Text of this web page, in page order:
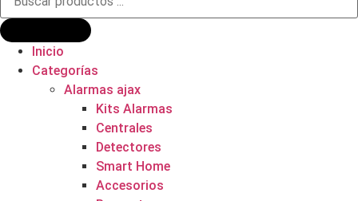
productos
Inicio
Categorías
Alarmas ajax
Kits Alarmas
Centrales
Detectores
Smart Home
Accesorios